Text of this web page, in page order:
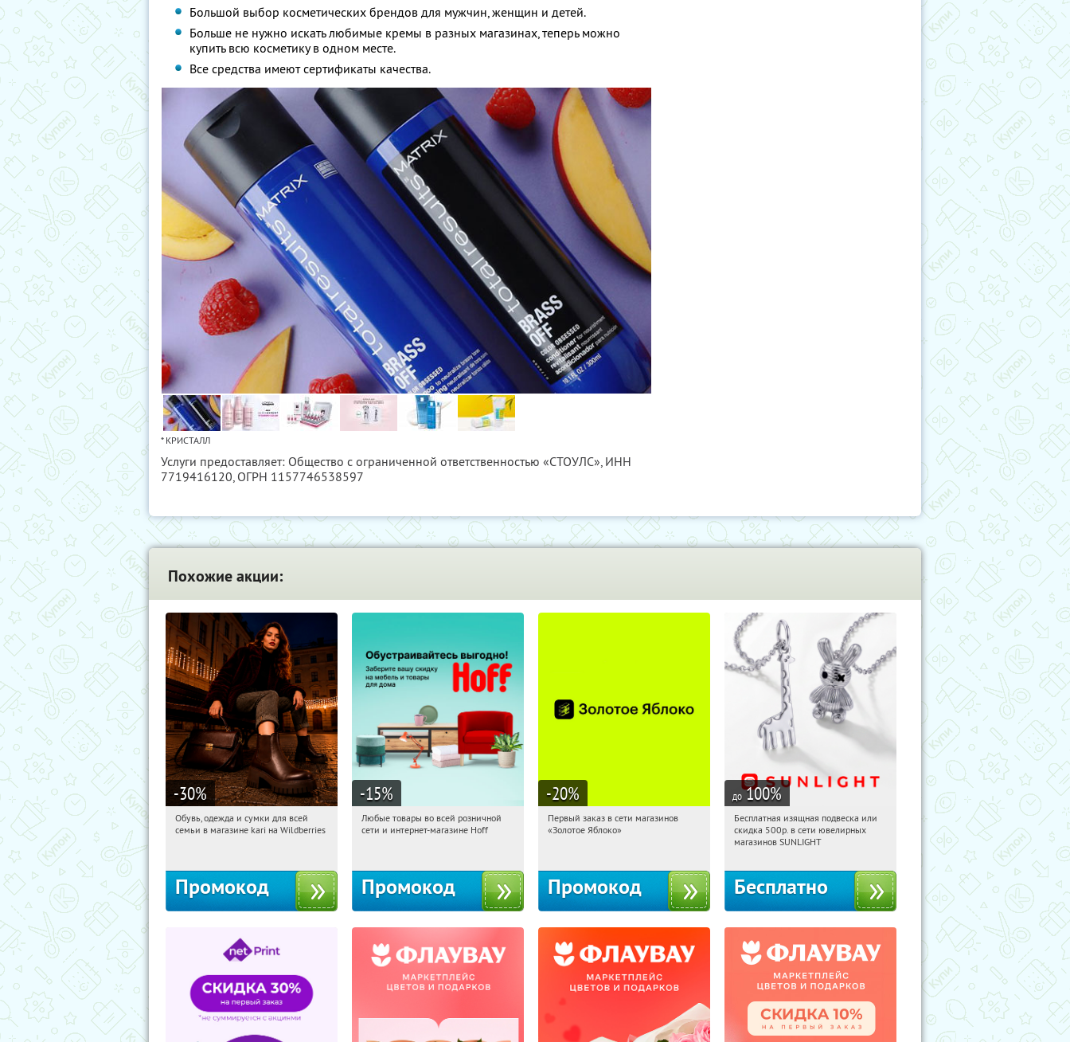
Большой выбор косметических брендов для мужчин, женщин и детей.
Больше не нужно искать любимые кремы в разных магазинах, теперь можно
купить всю косметику в одном месте.
Все средства имеют сертификаты качества.
* КРИСТАЛЛ
Услуги предоставляет: Общество с ограниченной ответственностью «СТОУЛС», ИНН
7719416120, ОГРН 1157746538597
Похожие акции:
-30%
22:42:07 Получили:
Обувь, одежда и сумки для всей
семьи в магазине kari на Wildberries
Промокод
-15%
22:42:07 Получили:
Любые товары во всей розничной
сети и интернет-магазине Hoff
Промокод
-20%
22:42:07
Получи первым!
Первый заказ в сети магазинов
«Золотое Яблоко»
Промокод
до 100%
22:42:07 Получили:
Россия
Бесплатная изящная подвеска или
скидка 500р. в сети ювелирных
магазинов SUNLIGHT
Бесплатно